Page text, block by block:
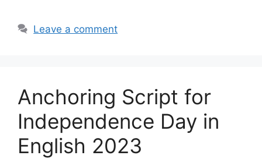
Leave a comment
Anchoring Script for
Independence Day in
English 2023